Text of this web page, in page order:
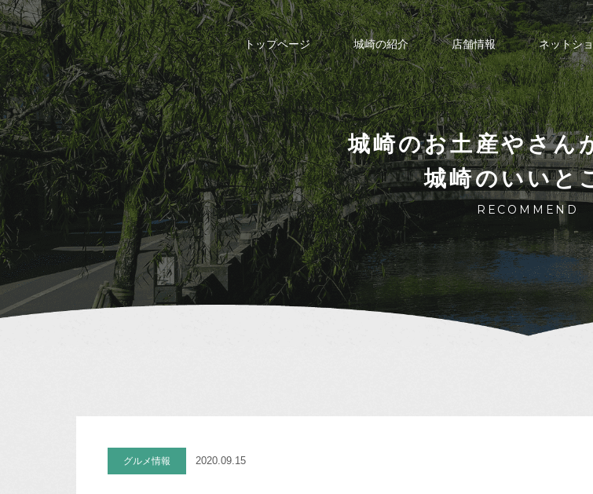
トップページ 城崎の紹介 店舗情報 ネットシ
城崎のお土産やさん
城崎のいいと
RECOMMEND
グルメ情報 2020.09.15